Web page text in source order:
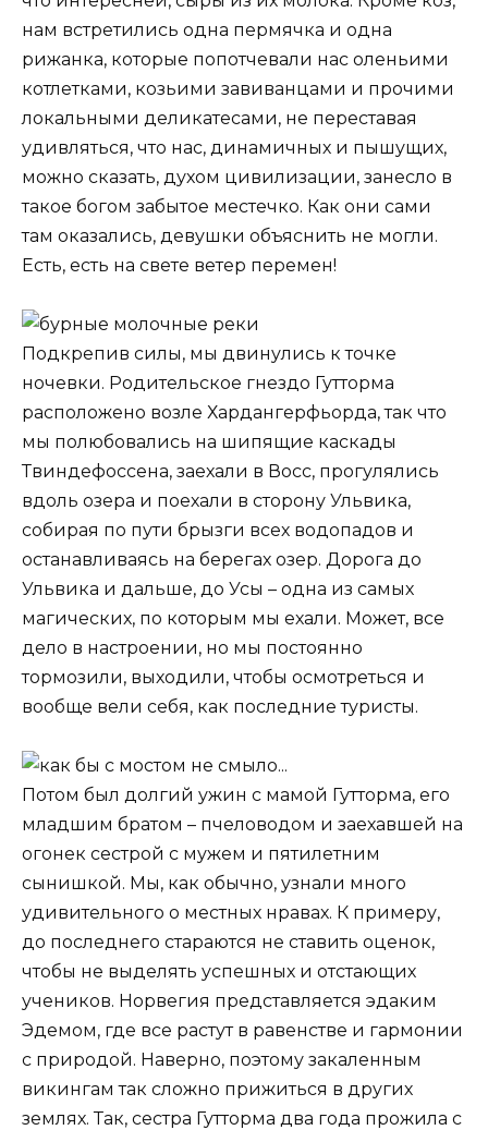
нам встретились одна пермячка и одна
рижанка, которые попотчевали нас оленьими
котлетками, козьими завиванцами и прочими
локальными деликатесами, не переставая
удивляться, что нас, динамичных и пышущих,
можно сказать, духом цивилизации, занесло в
такое богом забытое местечко. Как они сами
там оказались, девушки объяснить не могли.
Есть, есть на свете ветер перемен!
Подкрепив силы, мы двинулись к точке
ночевки. Родительское гнездо Гутторма
расположено возле Хардангерфьорда, так что
мы полюбовались на шипящие каскады
Твиндефоссена, заехали в Восс, прогулялись
вдоль озера и поехали в сторону Ульвика,
собирая по пути брызги всех водопадов и
останавливаясь на берегах озер. Дорога до
Ульвика и дальше, до Усы – одна из самых
магических, по которым мы ехали. Может, все
дело в настроении, но мы постоянно
тормозили, выходили, чтобы осмотреться и
вообще вели себя, как последние туристы.
Потом был долгий ужин с мамой Гутторма, его
младшим братом – пчеловодом и заехавшей на
огонек сестрой с мужем и пятилетним
сынишкой. Мы, как обычно, узнали много
удивительного о местных нравах. К примеру,
до последнего стараются не ставить оценок,
чтобы не выделять успешных и отстающих
учеников. Норвегия представляется эдаким
Эдемом, где все растут в равенстве и гармонии
с природой. Наверно, поэтому закаленным
викингам так сложно прижиться в других
землях. Так, сестра Гутторма два года прожила с